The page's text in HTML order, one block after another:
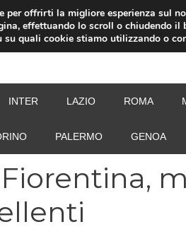
INTER LAZIO ROMA
PALERMO GENOA
per offrirti la migliore esperienza sul
effettuando lo scroll o chiudendo
su quali cookie stiamo utilizzando o